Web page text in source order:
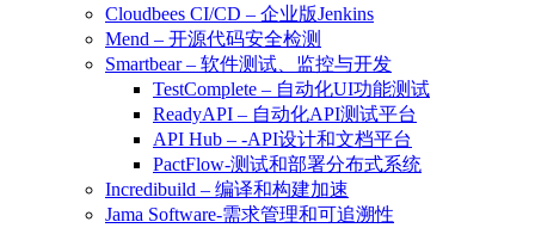
Cloudbees CI/CD – 企业版Jenkins
Mend – 开源代码安全检测
Smartbear – 软件测试、监控与开发
TestComplete – 自动化UI功能测试
ReadyAPI – 自动化API测试平台
API Hub – -API设计和文档平台
PactFlow-测试和部署分布式系统
Incredibuild – 编译和构建加速
Jama Software-需求管理和可追溯性